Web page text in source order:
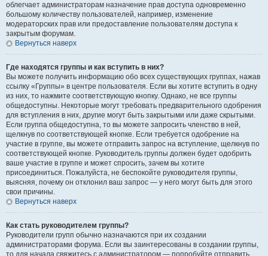
облегчает администраторам назначение прав доступа одновременно
большому количеству пользователей, например, изменение
модераторских прав или предоставление пользователям доступа к
закрытым форумам.
Вернуться наверх
Где находятся группы и как вступить в них?
Вы можете получить информацию обо всех существующих группах, нажав
ссылку «Группы» в центре пользователя. Если вы хотите вступить в одну
из них, то нажмите соответствующую кнопку. Однако, не все группы
общедоступны. Некоторые могут требовать предварительного одобрения
для вступления в них, другие могут быть закрытыми или даже скрытыми.
Если группа общедоступна, то вы можете запросить членство в ней,
щелкнув по соответствующей кнопке. Если требуется одобрение на
участие в группе, вы можете отправить запрос на вступление, щелкнув по
соответствующей кнопке. Руководитель группы должен будет одобрить
ваше участие в группе и может спросить, зачем вы хотите
присоединиться. Пожалуйста, не беспокойте руководителя группы,
выясняя, почему он отклонил ваш запрос — у него могут быть для этого
свои причины.
Вернуться наверх
Как стать руководителем группы?
Руководители групп обычно назначаются при их создании
администраторами форума. Если вы заинтересованы в создании группы,
то для начала свяжитесь с администратором — попробуйте отправить